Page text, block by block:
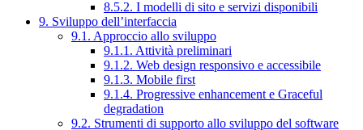
8.5.2. I modelli di sito e servizi disponibili
9. Sviluppo dell’interfaccia
9.1. Approccio allo sviluppo
9.1.1. Attività preliminari
9.1.2. Web design responsivo e accessibile
9.1.3. Mobile first
9.1.4. Progressive enhancement e Graceful
degradation
9.2. Strumenti di supporto allo sviluppo del software